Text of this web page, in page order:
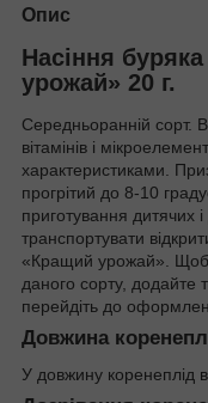
Опис
Насіння
урожай» 20 г.
Середньоранній сорт.
вітамінів і
характеристиками.
прогрітий до 8-10
приготування дитячих
транспортувати
«Кращий урожай». Щоб
даного сорту, додайте
перейдіть до
Довжина
У довжину коренеплід